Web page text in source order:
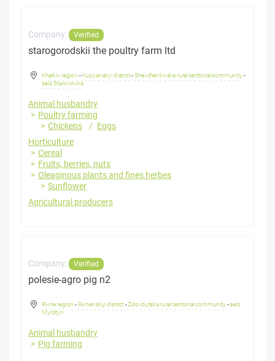
Company: Verified
starogorodskii the poultry farm ltd
Kharkiv region -Kupyanskyi district-Shevchenkivska rural territorial community-
selo Starovirivka
Animal husbandry
Poultry farming
Chickens
Eggs
Horticulture
Cereal
Fruits, berries, nuts
Oleaginous plants and fines herbes
Sunflower
Agricultural producers
Company: Verified
polesie-agro pig n2
Rivne region - Rivnenskyi district-Zdovbytska rural territorial community-selo
Myrotyn
Animal husbandry
Pig farming